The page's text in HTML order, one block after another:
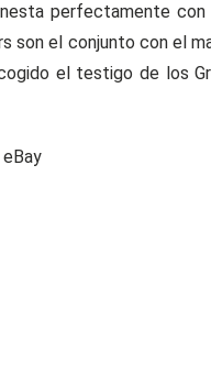
perfectamente
son el conjunto con el
el testigo de los